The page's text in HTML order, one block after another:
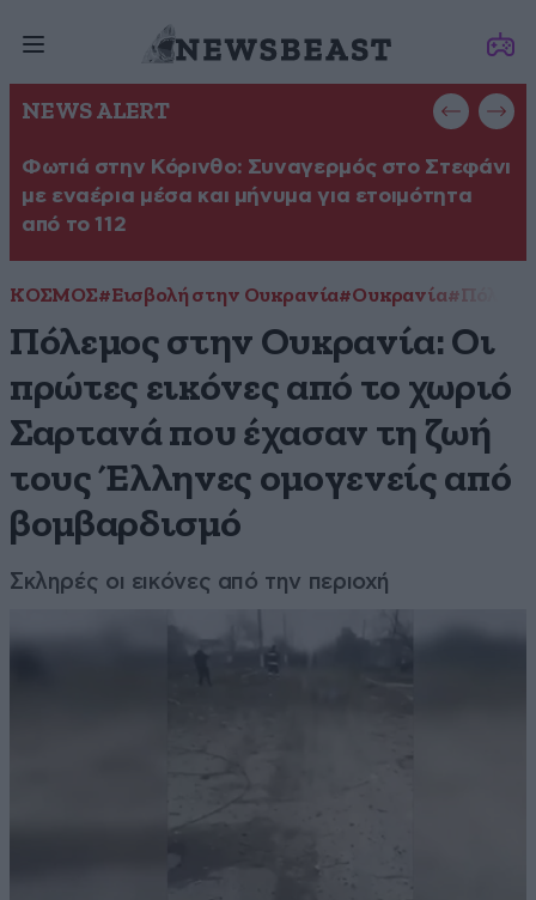
NEWS ALERT
Φωτιά στην Κόρινθο: Συναγερμός στο Στεφάνι
με εναέρια μέσα και μήνυμα για ετοιμότητα
από το 112
ΚΟΣΜΟΣ#Εισβολή στην Ουκρανία#Ουκρανία
Πόλεμος στην Ουκρανία: Οι
πρώτες εικόνες από το χωριό
Σαρτανά που έχασαν τη ζωή
τους Έλληνες ομογενείς από
βομβαρδισμό
Σκληρές οι εικόνες από την περιοχή